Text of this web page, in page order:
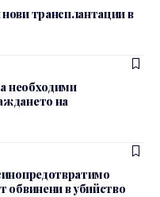
трансплантации в
необходими
на
обвинени в убийство